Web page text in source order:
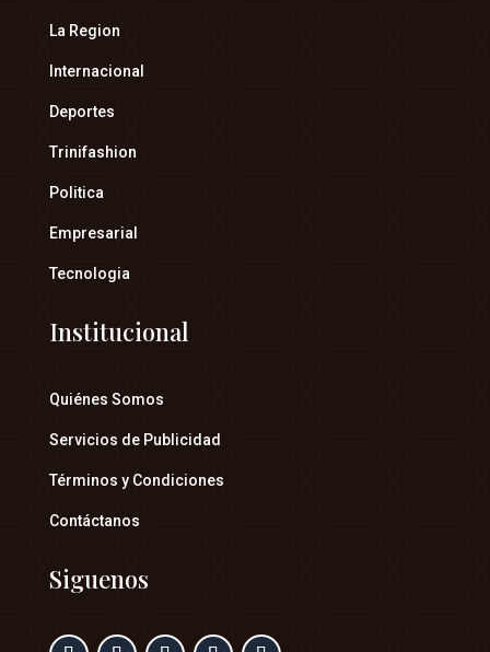
La Region
Internacional
Deportes
Trinifashion
Politica
Empresarial
Tecnologia
Institucional
Quiénes Somos
Servicios de Publicidad
Términos y Condiciones
Contáctanos
Siguenos